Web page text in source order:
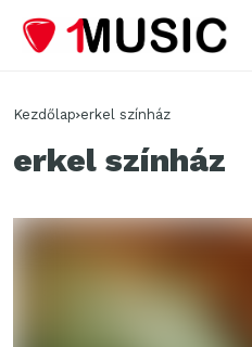
Kezdőlap erkel színház
erkel színház